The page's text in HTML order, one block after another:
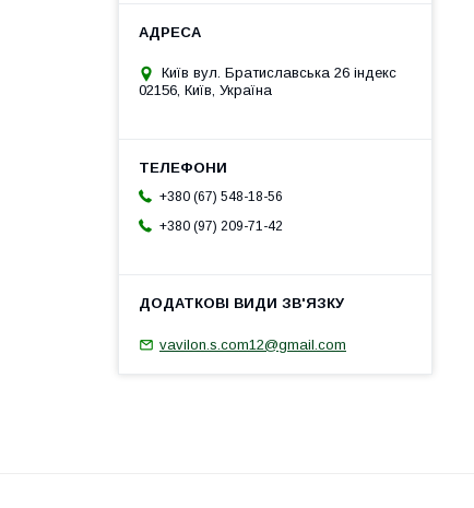
Київ вул. Братиславська 26 індекс
02156, Київ, Україна
+380 (67) 548-18-56
+380 (97) 209-71-42
vavilon.s.com12@gmail.com